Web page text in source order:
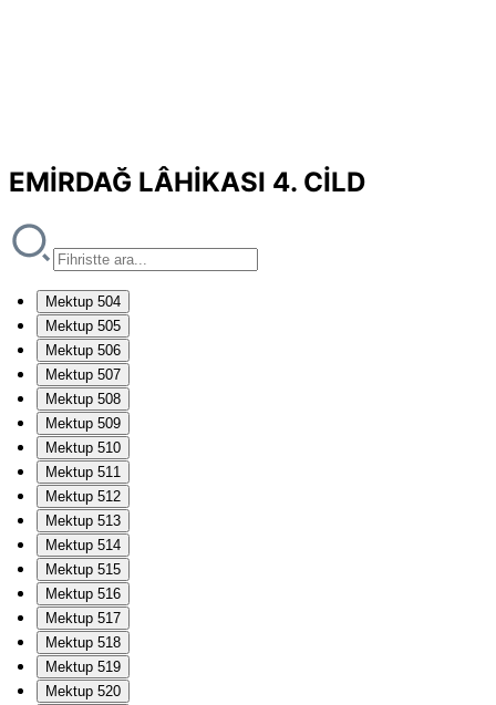
EMİRDAĞ LÂHİKASI 4. CİLD
Mektup 504
Mektup 505
Mektup 506
Mektup 507
Mektup 508
Mektup 509
Mektup 510
Mektup 511
Mektup 512
Mektup 513
Mektup 514
Mektup 515
Mektup 516
Mektup 517
Mektup 518
Mektup 519
Mektup 520